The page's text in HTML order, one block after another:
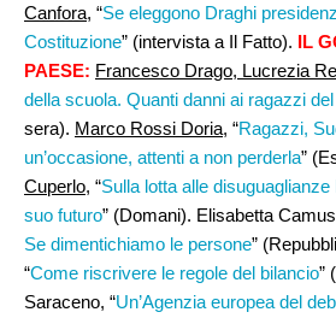
Canfora, “Se eleggono Draghi
Costituzione” (intervista a Il Fatto). IL
PAESE: Francesco Drago, Lucrezia
della scuola. Quanti danni ai ragazzi
sera). Marco Rossi Doria, “Ragazzi,
un’occasione, attenti a non perderla”
Cuperlo, “Sulla lotta alle
suo futuro” (Domani). Elisabetta
Se dimentichiamo le persone”
“Come riscrivere le regole del bilancio”
Saraceno, “Un’Agenzia europea del